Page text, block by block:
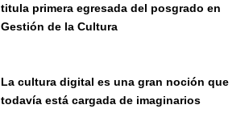
titula primera egresada del posgrado en
Gestión de la Cultura
La cultura digital es una gran noción que
todavía está cargada de imaginarios